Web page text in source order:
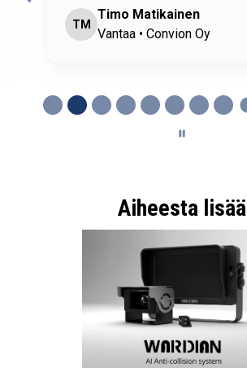
R
Riku
Orivesi • Ysitien Auto Oy
Aiheesta lisää